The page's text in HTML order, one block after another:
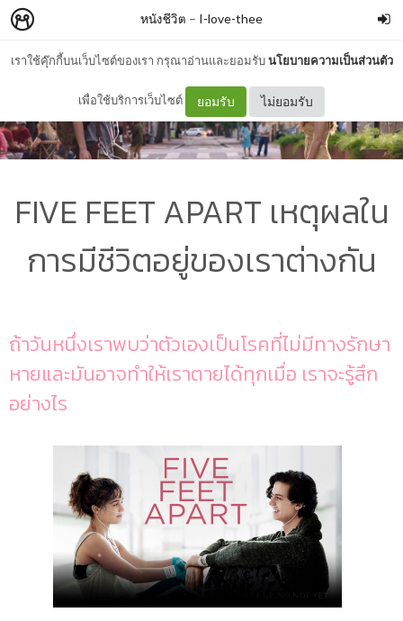
เราใช้คุ๊กกี้บนเว็บไซต์ของเรา กรุณาอ่านและยอมรับนโยบายความเป็นส่วนตัว
เพื่อใช้บริการเว็บไซต์ ยอมรับ ไม่ยอมรับ
หนังชีวิต – I-love-thee
FIVE FEET APART เหตุผลใน
การมีชีวิตอยู่ของเราต่างกัน
ถ้าวันหนึ่งเราพบว่าตัวเองเป็นโรคที่ไม่มีทางรักษา
หายและมันอาจทำให้เราตายได้ทุกเมื่อ เราจะรู้สึก
อย่างไร